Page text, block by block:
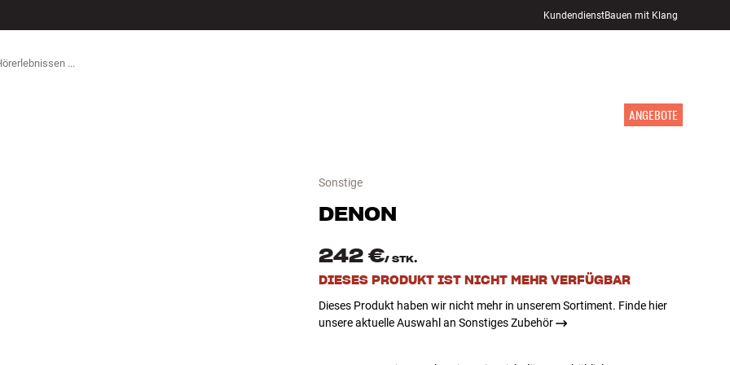
KundendienstBauen mit Klang
ANGEBOTE
Sonstige
DENON
242 €/ STK.
DIESES PRODUKT IST NICHT MEHR VERFÜGBAR
Dieses Produkt haben wir nicht mehr in unserem Sortiment. Finde hier
unsere aktuelle Auswahl an Sonstiges Zubehör